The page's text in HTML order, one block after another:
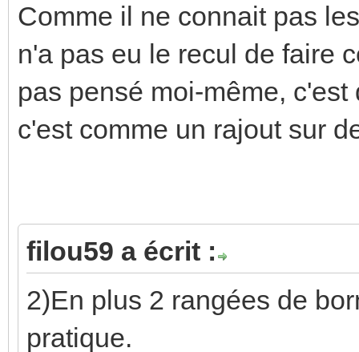
filou59 a écrit :
Pour les bornes Ph/N/
terre vers l'exterieur du
ce coté.
1)Là ce qui me gene, c'est
du coffret alors que les
J'aurais plutot mis un rail